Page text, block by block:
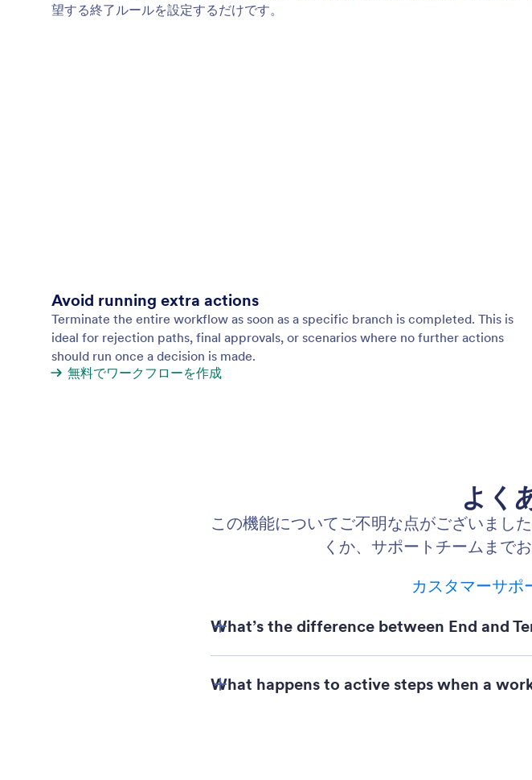
望する終了ルールを設定するだけです。
Avoid running extra actions
Terminate the entire workflow as soon as a specific branch is completed. This is
ideal for rejection paths, final approvals, or scenarios where no further actions
should run once a decision is made.
無料でワークフローを作成
よく
この機能についてご不明な点がございまし
くか、サポートチームまで
カスタマーサポ
What’s the difference between End and
What happens to active steps when a